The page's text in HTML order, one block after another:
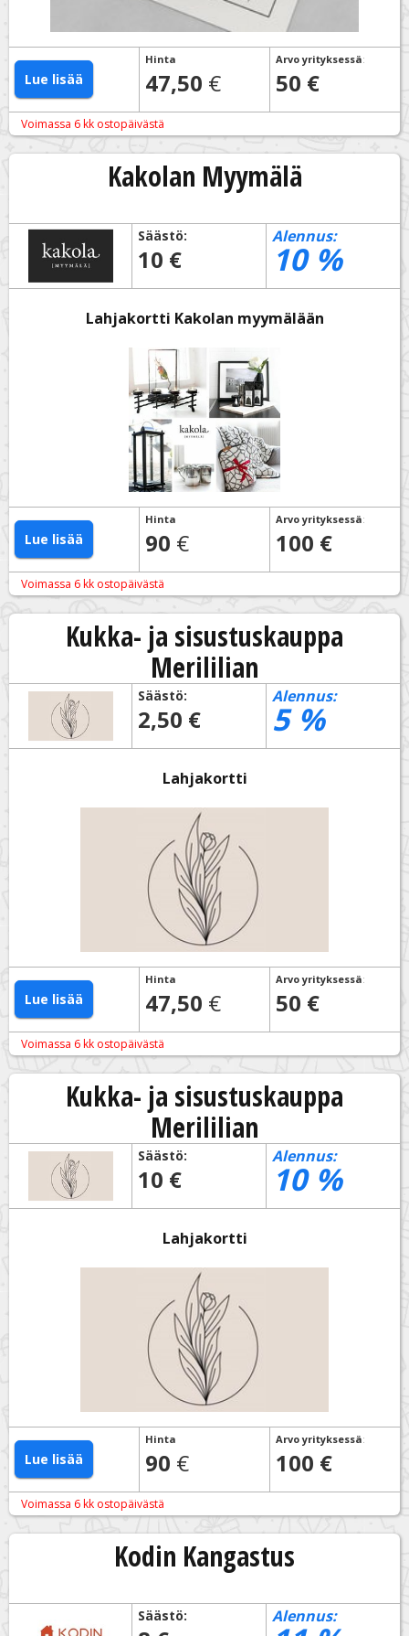
Lue lisää
Hinta
47,50 €
Arvo yrityksessä:
50 €
Voimassa 6 kk ostopäivästä
Kakolan Myymälä
Säästö:
10 €
Alennus:
10%
Lahjakortti Kakolan myymälään
Lue lisää
Hinta
90 €
Arvo yrityksessä:
100 €
Voimassa 6 kk ostopäivästä
Kukka- ja sisustuskauppa
Merililian
Säästö:
2,50 €
Alennus:
5%
Lahjakortti
Lue lisää
Hinta
47,50 €
Arvo yrityksessä:
50 €
Voimassa 6 kk ostopäivästä
Kukka- ja sisustuskauppa
Merililian
Säästö:
10 €
Alennus:
10%
Lahjakortti
Lue lisää
Hinta
90 €
Arvo yrityksessä:
100 €
Voimassa 6 kk ostopäivästä
Kodin Kangastus
Säästö: Alennus: